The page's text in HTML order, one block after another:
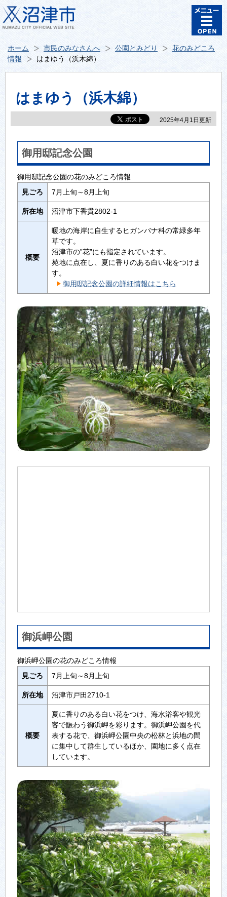
ホーム 市民のみなさんへ 公園とみどり
花のみどころ
情報
はまゆう（浜木綿）
はまゆう（浜木綿）
2025年4月1日更新
御用邸記念公園
御用邸記念公園の花のみどころ情報
見ごろ
7月上旬～8月上旬
所在地 沼津市下香貫2802-1
概要
暖地の海岸に自生するヒガンバナ科の常緑多年
草です。
沼津市の”花”にも指定されています。
苑地に点在し、夏に香りのある白い花をつけま
す。
御用邸記念公園の詳細情報はこちら
御浜岬公園
御浜岬公園の花のみどころ情報
見ごろ
7月上旬～8月上旬
所在地 沼津市戸田2710-1
概要
夏に香りのある白い花をつけ、海水浴客や観光
客で賑わう御浜岬を彩ります。御浜岬公園を代
表する花で、御浜岬公園中央の松林と浜地の間
に集中して群生しているほか、園地に多く点在
しています。